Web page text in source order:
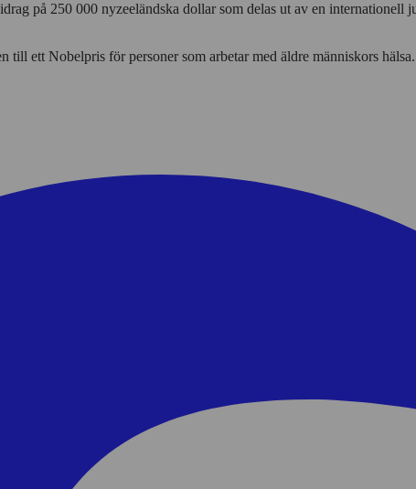
på 250 000 nyzeeländska dollar som delas ut av en
ett Nobelpris för personer som arbetar med äldre människors